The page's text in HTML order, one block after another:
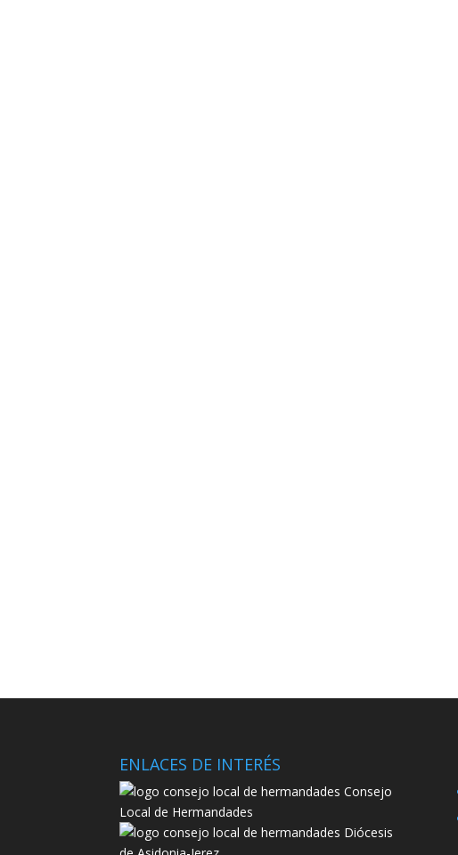
ENLACES DE INTERÉS
Consejo
Local de Hermandades
Diócesis